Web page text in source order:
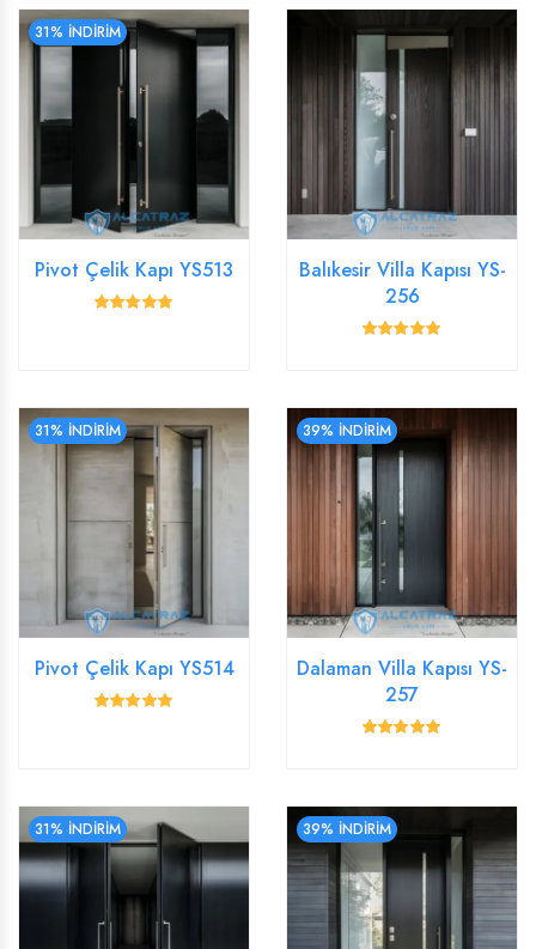
31% İNDİRİM
Pivot Çelik Kapı YS513
Balıkesir Villa Kapısı YS-
256
31% İNDİRİM
Pivot Çelik Kapı YS514
39% İNDİRİM
Dalaman Villa Kapısı YS-
257
31% İNDİRİM 39% İNDİRİM